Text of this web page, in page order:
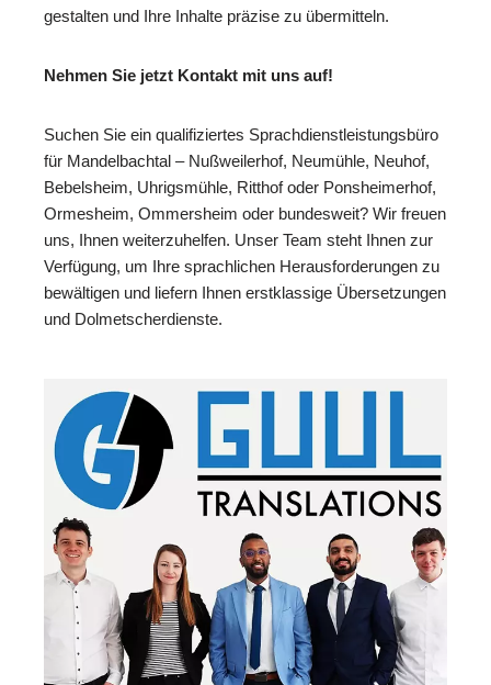
gestalten und Ihre Inhalte präzise zu übermitteln.
Nehmen Sie jetzt Kontakt mit uns auf!
Suchen Sie ein qualifiziertes Sprachdienstleistungsbüro
für Mandelbachtal – Nußweilerhof, Neumühle, Neuhof,
Bebelsheim, Uhrigsmühle, Ritthof oder Ponsheimerhof,
Ormesheim, Ommersheim oder bundesweit? Wir freuen
uns, Ihnen weiterzuhelfen. Unser Team steht Ihnen zur
Verfügung, um Ihre sprachlichen Herausforderungen zu
bewältigen und liefern Ihnen erstklassige Übersetzungen
und Dolmetscherdienste.